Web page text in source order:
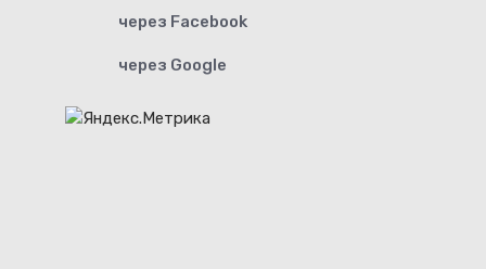
через Facebook
через Google